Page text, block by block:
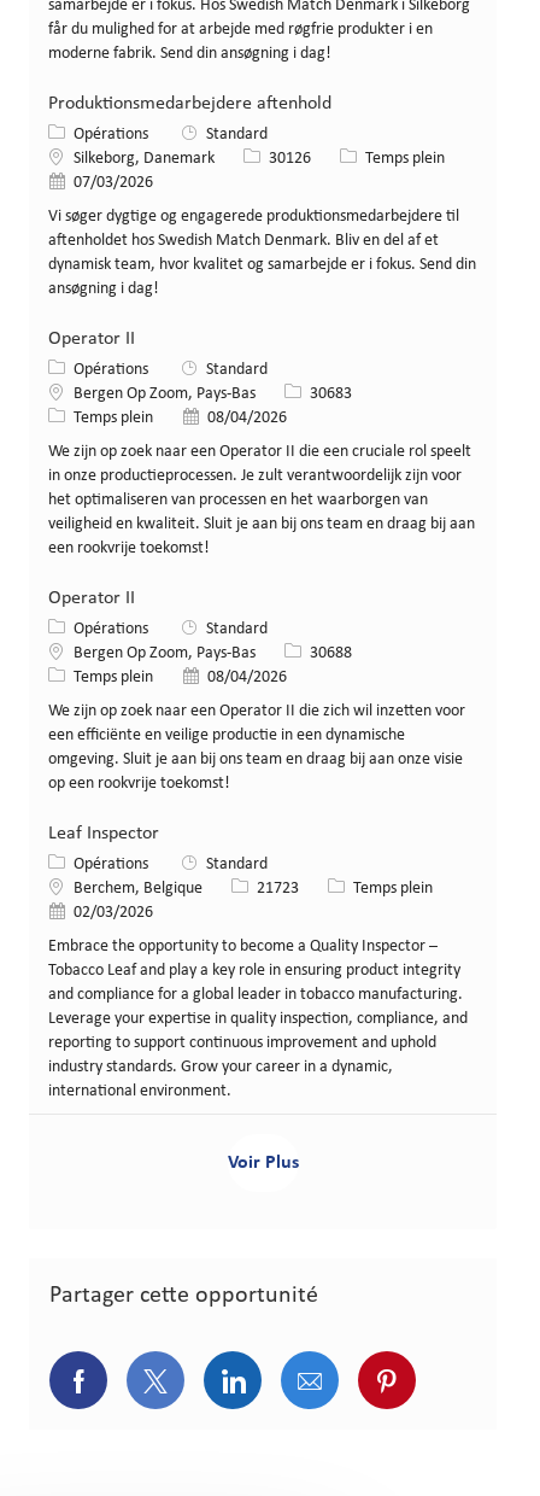
samarbejde er i fokus. Hos Swedish Match Denmark i Silkeborg
får du mulighed for at arbejde med røgfrie produkter i en
moderne fabrik. Send din ansøgning i dag!
Produktionsmedarbejdere aftenhold
Catégorie
Opérations
Standard
LieuSilkeborg, Danemark Identifiant de poste
30126 Type de poste
Temps plein
Date de publication
07/03/2026
Vi søger dygtige og engagerede produktionsmedarbejdere til
aftenholdet hos Swedish Match Denmark. Bliv en del af et
dynamisk team, hvor kvalitet og samarbejde er i fokus. Send din
ansøgning i dag!
Operator II
Catégorie
Opérations
Standard
Lieu Bergen Op Zoom, Pays-Bas Identifiant de poste
30683
Type de poste
Temps plein Date de publication
08/04/2026
We zijn op zoek naar een Operator II die een cruciale rol speelt
in onze productieprocessen. Je zult verantwoordelijk zijn voor
het optimaliseren van processen en het waarborgen van
veiligheid en kwaliteit. Sluit je aan bij ons team en draag bij aan
een rookvrije toekomst!
Operator II
Catégorie
Opérations
Standard
Lieu Bergen Op Zoom, Pays-Bas Identifiant de poste
30688
Type de poste
Temps plein Date de publication
08/04/2026
We zijn op zoek naar een Operator II die zich wil inzetten voor
een efficiënte en veilige productie in een dynamische
omgeving. Sluit je aan bij ons team en draag bij aan onze visie
op een rookvrije toekomst!
Leaf Inspector
Catégorie
Opérations
Standard
Lieu Berchem, Belgique Identifiant de poste
21723 Type de poste
Temps plein
Date de publication
02/03/2026
Embrace the opportunity to become a Quality Inspector –
Tobacco Leaf and play a key role in ensuring product integrity
and compliance for a global leader in tobacco manufacturing.
Leverage your expertise in quality inspection, compliance, and
reporting to support continuous improvement and uphold
industry standards. Grow your career in a dynamic,
international environment.
Voir Plus
Partager cette opportunité
Partager via Facebook
Partager via Twitter
Partager via LinkedIn
Partager via courriel
Partager via